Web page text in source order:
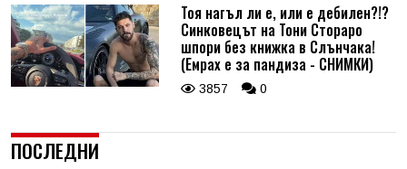
Тоя нагъл ли е, или е дебилен?!?
Синковецът на Тони Стораро
шпори без книжка в Слънчака!
(Емрах е за пандиза - СНИМКИ)
3857 0
ПОСЛЕДНИ